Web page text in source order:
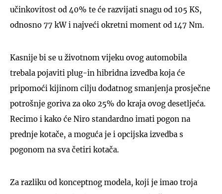
učinkovitost od 40% te će razvijati snagu od 105 KS,
odnosno 77 kW i najveći okretni moment od 147 Nm.
Kasnije bi se u životnom vijeku ovog automobila
trebala pojaviti plug-in hibridna izvedba koja će
pripomoći kijinom cilju dodatnog smanjenja prosječne
potrošnje goriva za oko 25% do kraja ovog desetljeća.
Recimo i kako će Niro standardno imati pogon na
prednje kotače, a moguća je i opcijska izvedba s
pogonom na sva četiri kotača.
Za razliku od konceptnog modela, koji je imao troja